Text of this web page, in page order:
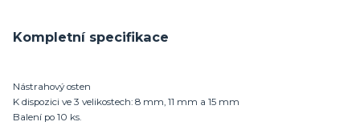
Kompletní specifikace
Nástrahový osten
K dispozici ve 3 velikostech: 8 mm, 11 mm a 15 mm
Balení po 10 ks.